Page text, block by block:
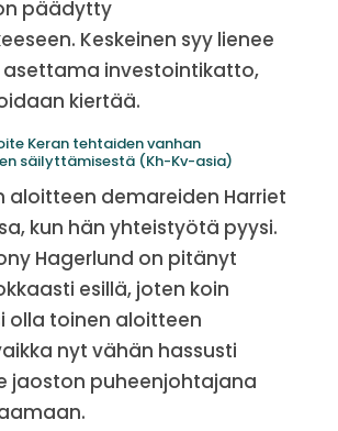
päädytty
Keskeinen syy lienee
investointikatto,
kiertää.
Keran tehtaiden vanhan
säilyttämisestä (Kh-Kv-asia)
aloitteen demareiden Harriet
kun hän yhteistyötä pyysi.
Hagerlund on pitänyt
esillä, joten koin
olla toinen aloitteen
nyt vähän hassusti
jaoston puheenjohtajana